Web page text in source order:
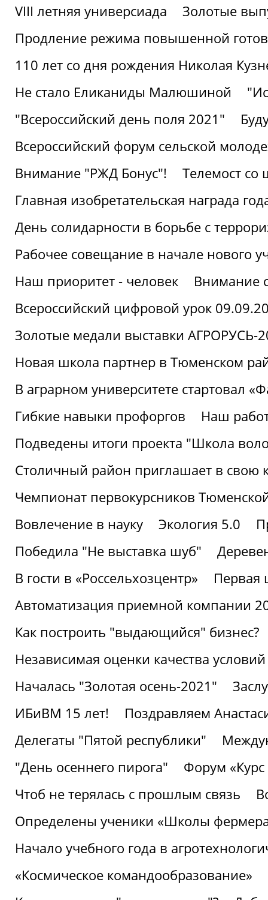
VIII летняя универсиада
Золотые
Продление режима повышенной
110 лет со дня рождения Николая
Не стало Еликаниды Малюшиной
"Всероссийский день поля 2021"
Всероссийский форум сельской
Внимание "РЖД Бонус"!
Телемост
Главная изобретательская награда
День солидарности в борьбе с
Рабочее совещание в начале нового
Наш приоритет - человек
Внимание
Всероссийский цифровой урок
Золотые медали выставки АГРОРУСЬ-
Новая школа партнер в Тюменском
В аграрном университете стартовал
Гибкие навыки профоргов
Наш
Подведены итоги проекта "Школа
Столичный район приглашает в свою
Чемпионат первокурсников
Вовлечение в науку
Экология 5.0
Победила "Не выставка шуб"
В гости в «Россельхозцентр»
Первая
Автоматизация приемной компании
Как построить "выдающийся" бизнес?
Независимая оценки качества
Началась "Золотая осень-2021"
ИБиВМ 15 лет!
Поздравляем
Делегаты "Пятой республики"
"День осеннего пирога"
Форум «Курс
Чтоб не терялась с прошлым связь
Определены ученики «Школы
Начало учебного года в
«Космическое командообразование»